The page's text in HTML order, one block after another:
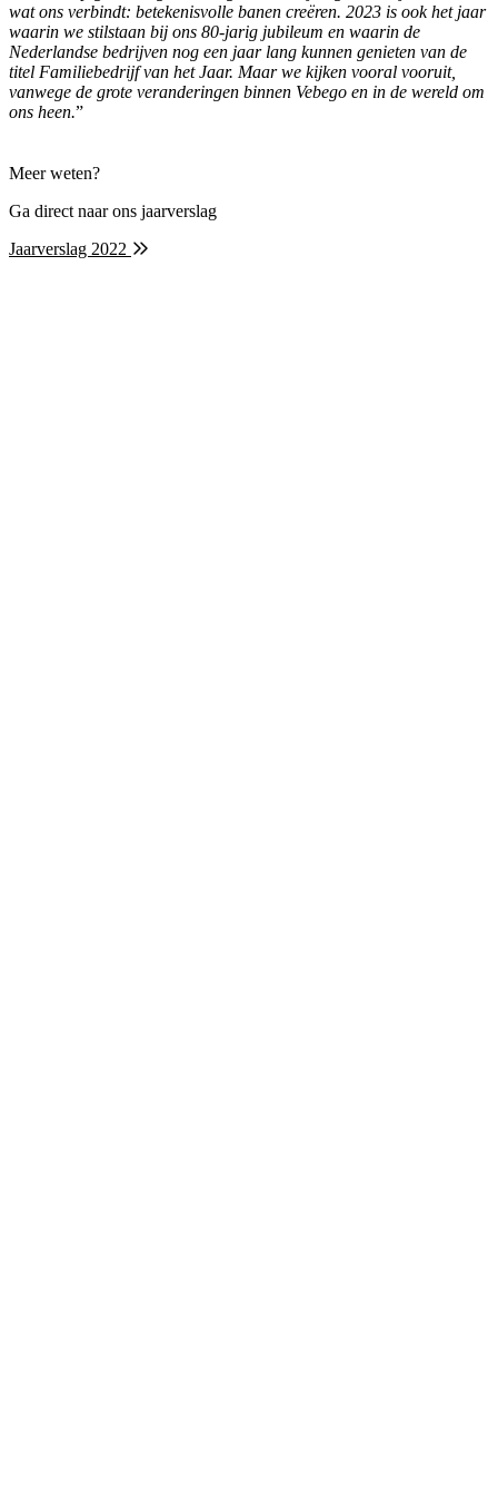
wat ons verbindt: betekenisvolle banen creëren. 2023 is ook het jaar
waarin we stilstaan bij ons 80-jarig jubileum en waarin de
Nederlandse bedrijven nog een jaar lang kunnen genieten van de
titel Familiebedrijf van het Jaar. Maar we kijken vooral vooruit,
vanwege de grote veranderingen binnen Vebego en in de wereld om
ons heen.”
Meer weten?
Ga direct naar ons jaarverslag
Jaarverslag 2022